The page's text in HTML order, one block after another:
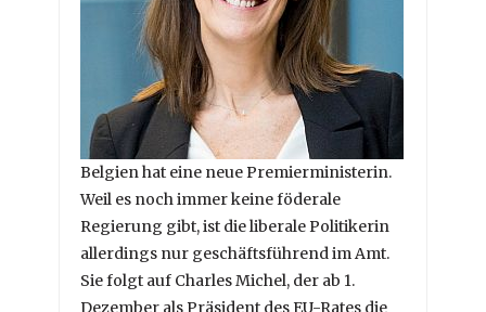
Belgien hat eine neue Premierministerin.
Weil es noch immer keine föderale
Regierung gibt, ist die liberale Politikerin
allerdings nur geschäftsführend im Amt.
Sie folgt auf Charles Michel, der ab 1.
Dezember als Präsident des EU-Rates die